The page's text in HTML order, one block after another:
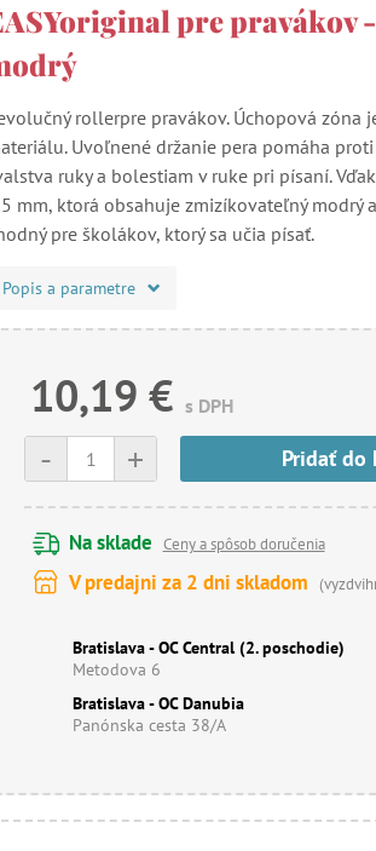
pre pravákov -
rollerpre pravákov. Úchopová zóna
Uvoľnené držanie pera pomáha
ruky a bolestiam v ruke pri písaní.
mm, ktorá obsahuje zmizíkovateľný modrý
pre školákov, ktorý sa učia písať.
Popis a parametre
10,19 € s DPH
+
- Pridať do
Na sklade Ceny a spôsob doručenia
V predajni za 2 dni skladom
Bratislava - OC Central (2. poschodie)
Metodova 6
Bratislava - OC Danubia
Panónska cesta 38/A